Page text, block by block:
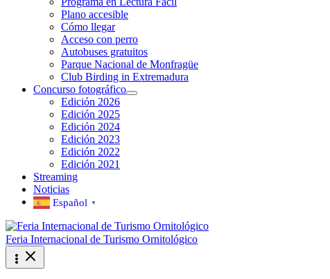
Plano accesible
Cómo llegar
Acceso con perro
Autobuses gratuitos
Parque Nacional de Monfragüe
Club Birding in Extremadura
Concurso fotográfico
Edición 2026
Edición 2025
Edición 2024
Edición 2023
Edición 2022
Edición 2021
Streaming
Noticias
Español ▼
Feria Internacional de Turismo Ornitológico